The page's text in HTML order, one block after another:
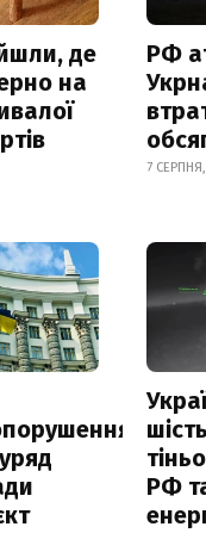
де
на
РФ
7
РФ